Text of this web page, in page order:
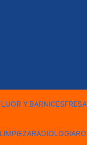
Y BARNICES
RADIOLOGIA